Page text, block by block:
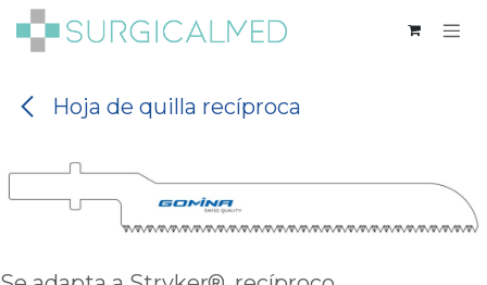
Ir al contenido
Hoja de quilla recíproca